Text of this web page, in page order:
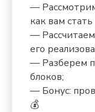
—
как вам стать
—
его
— Разберем
блоков;
— Бонус:
💰